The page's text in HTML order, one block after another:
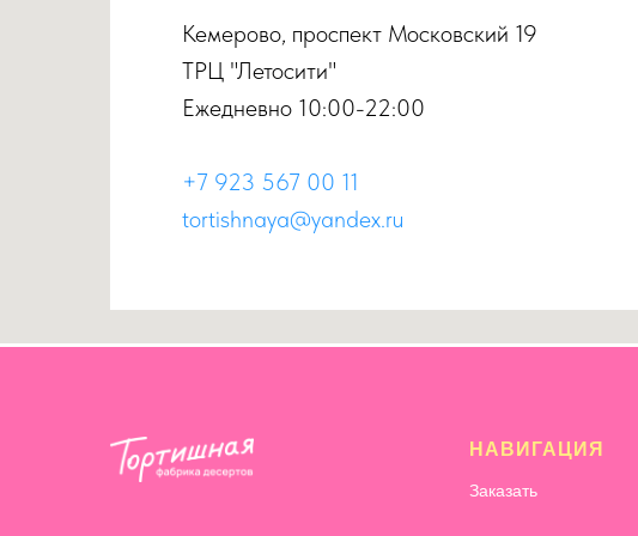
Кемерово, проспект Московский 19
ТРЦ "Летосити"
Ежедневно 10:00-22:00
+7 923 567 00 11
tortishnaya@yandex.ru
НАВИГАЦИЯ
Заказать